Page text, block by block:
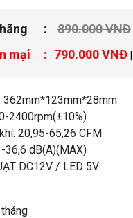
890.000 VNĐ
mại
790.000 VNĐ
362mm*123mm*28mm
2400rpm(±10%)
20,95-65,26 CFM
36,6 dB(A)(MAX)
DC12V / LED 5V